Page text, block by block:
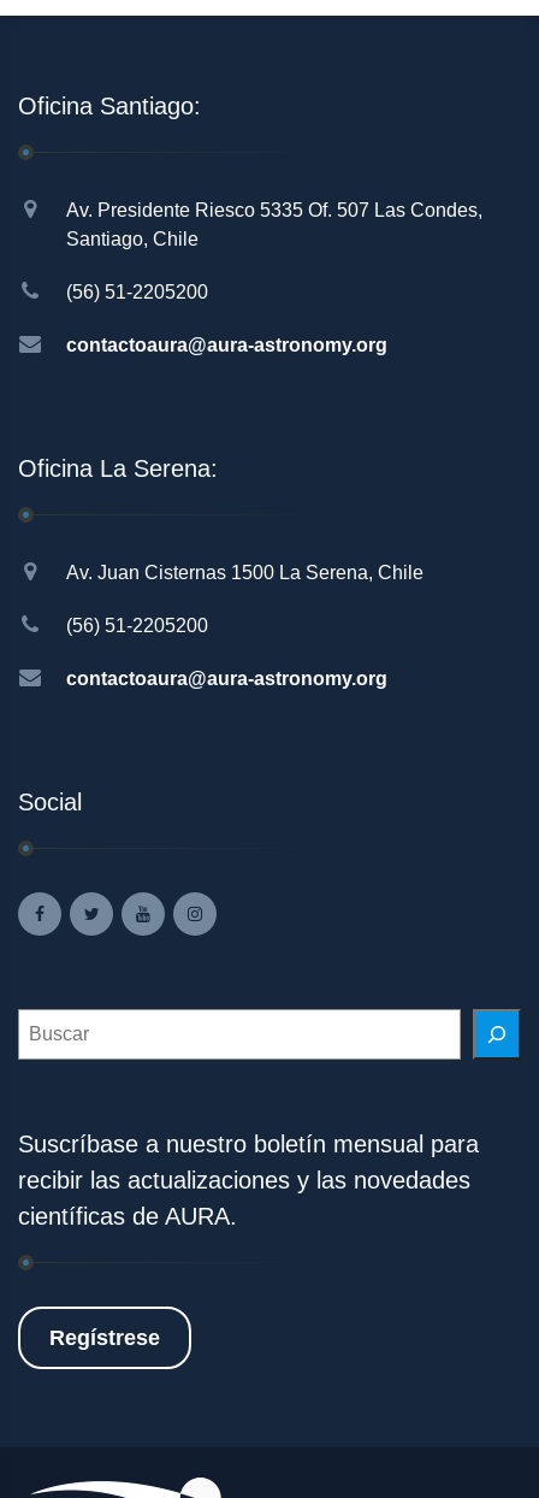
Oficina Santiago:
Av. Presidente Riesco 5335 Of. 507 Las Condes,
Santiago, Chile
(56) 51-2205200
contactoaura@aura-astronomy.org
Oficina La Serena:
Av. Juan Cisternas 1500 La Serena, Chile
(56) 51-2205200
contactoaura@aura-astronomy.org
Social
Search
Suscríbase a nuestro boletín mensual para
recibir las actualizaciones y las novedades
científicas de AURA.
Regístrese